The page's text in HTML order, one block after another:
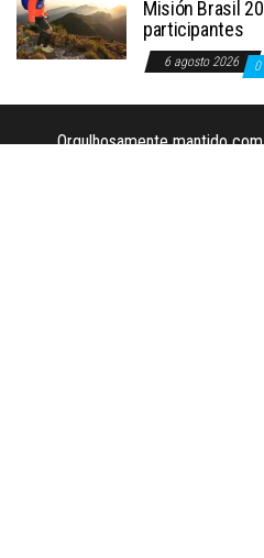
Misión Brasil
participantes
6 agosto 2026 0
Orgulhosamente mantido